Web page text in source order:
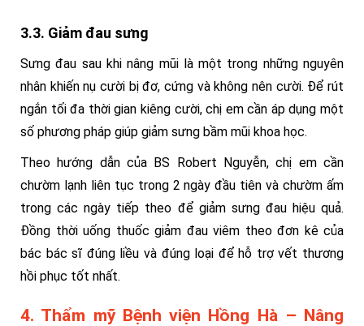
3.3. Giảm đau sưng
Sưng đau sau khi nâng mũi là một trong những nguyên
nhân khiến nụ cười bị đơ, cứng và không nên cười. Để rút
ngắn tối đa thời gian kiêng cười, chị em cần áp dụng một
số phương pháp giúp giảm sưng bầm mũi khoa học.
Theo hướng dẫn của BS Robert Nguyễn, chị em cần
chườm lạnh liên tục trong 2 ngày đầu tiên và chườm ấm
trong các ngày tiếp theo để giảm sưng đau hiệu quả.
Đồng thời uống thuốc giảm đau viêm theo đơn kê của
bác bác sĩ đúng liều và đúng loại để hỗ trợ vết thương
hồi phục tốt nhất.
4. Thẩm mỹ Bệnh viện Hồng Hà – Nâng